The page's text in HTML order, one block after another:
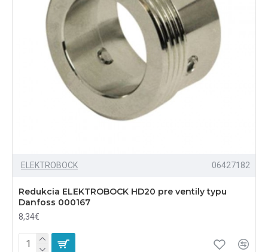
ELEKTROBOCK 06427182
Redukcia ELEKTROBOCK HD20 pre ventily typu
Danfoss 000167
8,34€